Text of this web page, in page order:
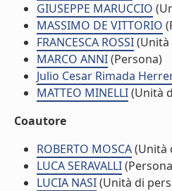
GIUSEPPE MARUCCIO
MASSIMO DE VITTORIO
FRANCESCA ROSSI
MARCO ANNI(Persona)
Julio Cesar Rimada
MATTEO MINELLI(Unità
Coautore
ROBERTO MOSCA(Unità
LUCA SERAVALLI
LUCIA NASI(Unità di